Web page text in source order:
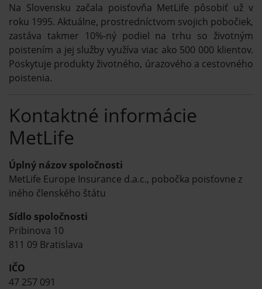
Na Slovensku začala poisťovňa MetLife pôsobiť už v
roku 1995. Aktuálne, prostredníctvom svojich pobočiek,
zastáva takmer 10%-ný podiel na trhu so životným
poistením a jej služby využíva viac ako 500 000 klientov.
Poskytuje produkty životného, úrazového a cestovného
poistenia.
Kontaktné informácie
MetLife
Úplný názov spoločnosti
MetLife Europe Insurance d.a.c., pobočka poisťovne z
iného členského štátu
Sídlo spoločnosti
Pribinova 10
811 09 Bratislava
IČO
47 257 091